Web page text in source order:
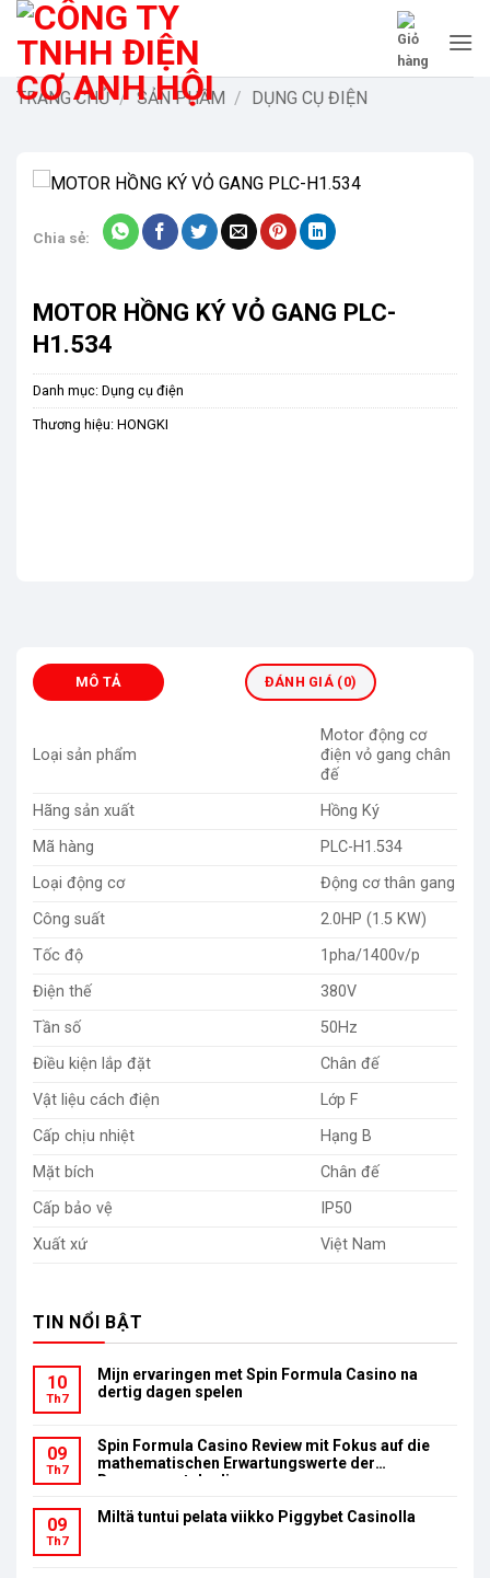
Bỏ
qua
dungTRANG CHỦ / SẢN PHẨM / DỤNG CỤ ĐIỆN
Chia sẻ:
MOTOR HỒNG KÝ VỎ GANG PLC-
H1.534
Danh mục: Dụng cụ điện
Thương hiệu: HONGKI
MÔ TẢ ĐÁNH GIÁ (0)
Loại sản phẩm
Motor động cơ
điện vỏ gang chân
đế
Hãng sản xuất
Hồng Ký
Mã hàng
PLC-H1.534
Loại động cơ
Động cơ thân gang
Công suất
2.0HP (1.5 KW)
Tốc độ
1pha/1400v/p
Điện thế
380V
Tần số
50Hz
Điều kiện lắp đặt
Chân đế
Vật liệu cách điện
Lớp F
Cấp chịu nhiệt
Hạng B
Mặt bích
Chân đế
Cấp bảo vệ
IP50
Xuất xứ
Việt Nam
TIN NỔI BẬT
10
Th7
Mijn ervaringen met Spin Formula Casino na
dertig dagen spelen
09
Th7
Spin Formula Casino Review mit Fokus auf die
mathematischen Erwartungswerte der
Bonusumsatzbedingungen
09
Th7
Miltä tuntui pelata viikko Piggybet Casinolla